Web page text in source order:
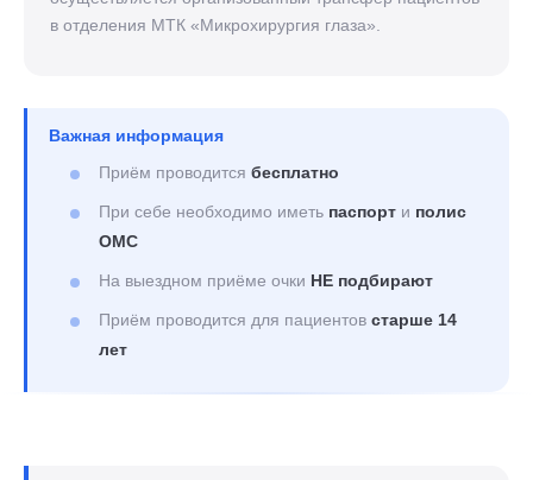
в отделения МТК «Микрохирургия глаза».
Важная информация
Приём проводится бесплатно
При себе необходимо иметь паспорт и полис
ОМС
На выездном приёме очки НЕ подбирают
Приём проводится для пациентов старше 14
лет